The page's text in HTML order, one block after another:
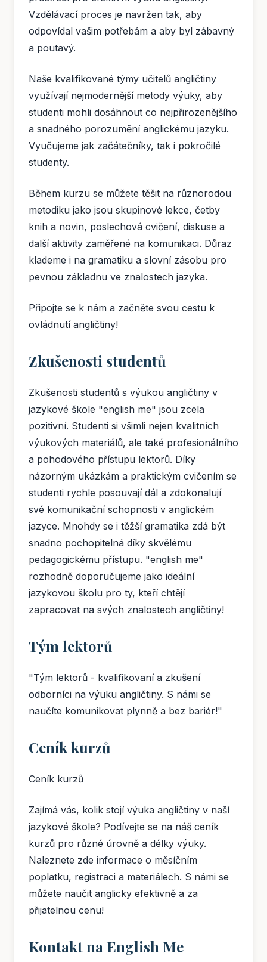
Vzdělávací proces je navržen tak, aby
odpovídal vašim potřebám a aby byl zábavný
a poutavý.
Naše kvalifikované týmy učitelů angličtiny
využívají nejmodernější metody výuky, aby
studenti mohli dosáhnout co nejpřirozenějšího
a snadného porozumění anglickému jazyku.
Vyučujeme jak začátečníky, tak i pokročilé
studenty.
Během kurzu se můžete těšit na různorodou
metodiku jako jsou skupinové lekce, četby
knih a novin, poslechová cvičení, diskuse a
další aktivity zaměřené na komunikaci. Důraz
klademe i na gramatiku a slovní zásobu pro
pevnou základnu ve znalostech jazyka.
Připojte se k nám a začněte svou cestu k
ovládnutí angličtiny!
Zkušenosti studentů
Zkušenosti studentů s výukou angličtiny v
jazykové škole "english me" jsou zcela
pozitivní. Studenti si všimli nejen kvalitních
výukových materiálů, ale také profesionálního
a pohodového přístupu lektorů. Díky
názorným ukázkám a praktickým cvičením se
studenti rychle posouvají dál a zdokonalují
své komunikační schopnosti v anglickém
jazyce. Mnohdy se i těžší gramatika zdá být
snadno pochopitelná díky skvělému
pedagogickému přístupu. "english me"
rozhodně doporučujeme jako ideální
jazykovou školu pro ty, kteří chtějí
zapracovat na svých znalostech angličtiny!
Tým lektorů
"Tým lektorů - kvalifikovaní a zkušení
odborníci na výuku angličtiny. S námi se
naučíte komunikovat plynně a bez bariér!"
Ceník kurzů
Ceník kurzů
Zajímá vás, kolik stojí výuka angličtiny v naší
jazykové škole? Podívejte se na náš ceník
kurzů pro různé úrovně a délky výuky.
Naleznete zde informace o měsíčním
poplatku, registraci a materiálech. S námi se
můžete naučit anglicky efektivně a za
přijatelnou cenu!
Kontakt na English Me